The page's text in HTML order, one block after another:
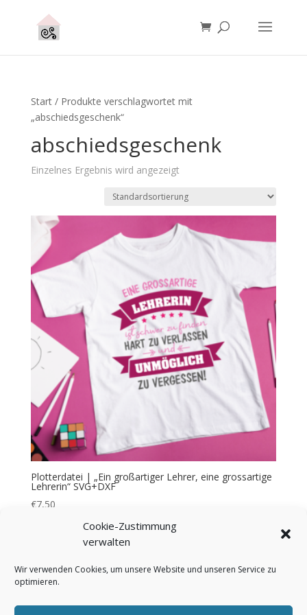
Cookie-Zustimmung
verwalten
Wir verwenden Cookies, um unsere Website und unseren Service zu
optimieren.
Start/ Produkte verschlagwortet mit
„abschiedsgeschenk“
abschiedsgeschenk
Einzelnes Ergebnis wird angezeigt
Plotterdatei | „Ein großartiger Lehrer, eine grossartige
Lehrerin“ SVG+DXF
€7,50
Bezahlung & Versand
AGB
Impressum Über mich Kontakt